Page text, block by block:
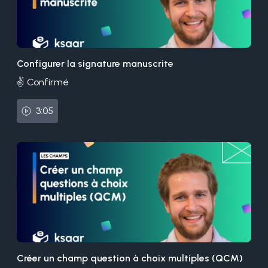
Configurer la signature manuscrite
✌️ Confirmé
3:05
Créer un champ question à choix multiples (QCM)